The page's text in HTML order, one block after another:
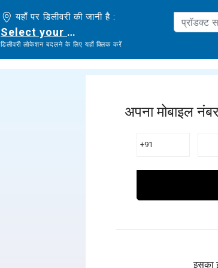
यहाँ पर डिलीवरी की जानी है :
Select your delivery location
डिलीवरी लोकेशन बदलने के लिए यहाँ क्लिक करें
अपना मोबाइल
+91
इसका